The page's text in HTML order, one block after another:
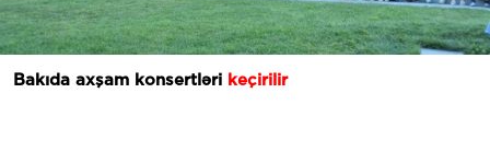
Bakıda axşam konsertləri keçirilir